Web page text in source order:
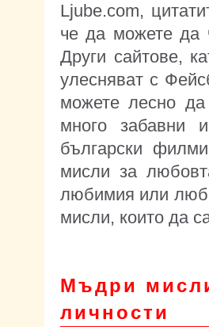
Ljube.com,
че да можете да
Други сайтове,
улесняват с
можете лесно
много забавни
български
мисли за
любимия или
мисли, които да
Мъдри
личности